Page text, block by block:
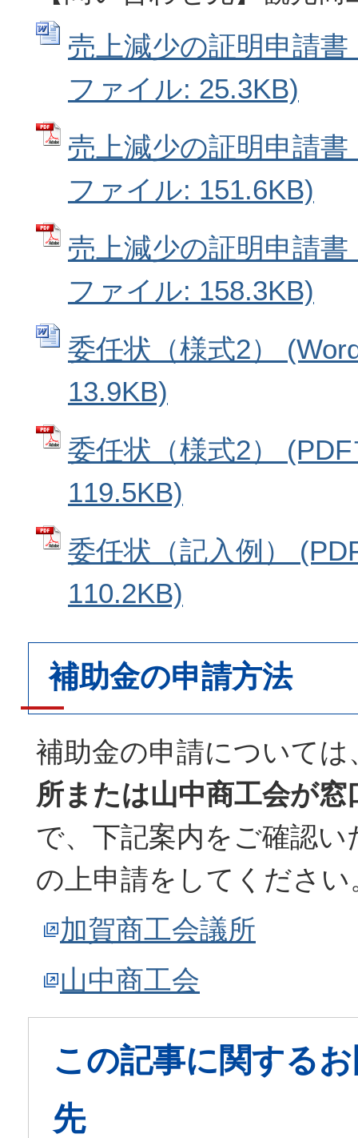
売上減少の証明申請
ファイル: 25.3KB)
売上減少の証明申請
ファイル: 151.6KB)
売上減少の証明申請
ファイル: 158.3KB)
委任状（様式2）
13.9KB)
委任状（様式2）
119.5KB)
委任状（記入例）
110.2KB)
補助金の申請方法
補助金の申請については
所または山中商工会が窓
で、下記案内をご確認
の上申請をしてください
加賀商工会議所
山中商工会
この記事に関する
先